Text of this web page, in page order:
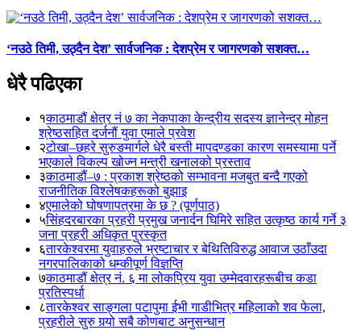
‘नउठे तिमी, उठ्दैन देश’ सार्वजनिक : देशप्रेम र जागरणको सशक्त…
धेरै पढिएका
१काठमाडौं क्षेत्र नं ७ का नेकपाका केन्द्रीय सदस्य ज्ञानेन्द्र मोहन
श्रेष्ठसहित दर्जनौं युवा एमाले प्रवेश
२टोखा–छहरे सुरुङमार्गले धेरै बस्ती मापदण्डका कारण समस्यामा पर्ने
भएकाले विकल्प खोज्न मन्त्री खनालको प्रस्ताव
३काठमाडौं–७ : प्रकाश श्रेष्ठको सम्भावना मजबुत बन्दै गएको
राजनीतिक विश्लेषकहरूको बुझाइ
४एमालेको घोषणापत्रमा के छ ? (पूर्णपाठ)
५सिंहदरबारका प्रहरी प्रमुख जनार्दन घिमिरे सहित उत्कृष्ठ कार्य गर्ने ३
जना प्रहरी अधिकृत पुरस्कृत
६तारकेश्वरमा युवाहरुले भ्रष्टाचार र बेथितिविरुद्ध आवाज उठाँउदा
नगरपालिकाको धम्कीपूर्ण विज्ञप्ति
७काठमाडौं क्षेत्र नं. ६ मा लोकप्रिय युवा उम्मेदवारहरूबीच कडा
प्रतिस्पर्धा
८तारकेश्वर साङ्गला पटापुमा ईभी गाडीभित्र महिलाको शव फेला,
प्रहरीले सुरु गर्‍यो सबै कोणबाट अनुसन्धान